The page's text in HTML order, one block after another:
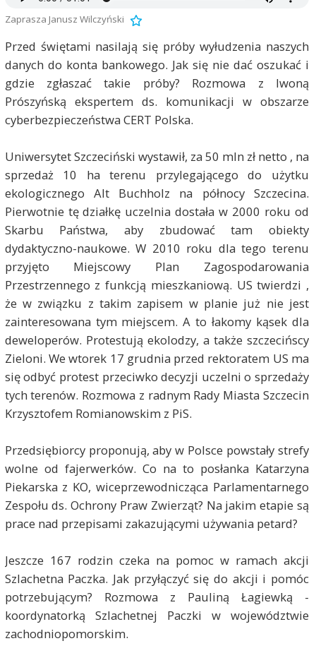
Zaprasza Janusz Wilczyński
Przed świętami nasilają się próby wyłudzenia naszych
danych do konta bankowego. Jak się nie dać oszukać i
gdzie zgłaszać takie próby? Rozmowa z Iwoną
Prószyńską ekspertem ds. komunikacji w obszarze
cyberbezpieczeństwa CERT Polska.
Uniwersytet Szczeciński wystawił, za 50 mln zł netto , na
sprzedaż 10 ha terenu przylegającego do użytku
ekologicznego Alt Buchholz na północy Szczecina.
Pierwotnie tę działkę uczelnia dostała w 2000 roku od
Skarbu Państwa, aby zbudować tam obiekty
dydaktyczno-naukowe. W 2010 roku dla tego terenu
przyjęto Miejscowy Plan Zagospodarowania
Przestrzennego z funkcją mieszkaniową. US twierdzi ,
że w związku z takim zapisem w planie już nie jest
zainteresowana tym miejscem. A to łakomy kąsek dla
deweloperów. Protestują ekolodzy, a także szczecińscy
Zieloni. We wtorek 17 grudnia przed rektoratem US ma
się odbyć protest przeciwko decyzji uczelni o sprzedaży
tych terenów. Rozmowa z radnym Rady Miasta Szczecin
Krzysztofem Romianowskim z PiS.
Przedsiębiorcy proponują, aby w Polsce powstały strefy
wolne od fajerwerków. Co na to posłanka Katarzyna
Piekarska z KO, wiceprzewodnicząca Parlamentarnego
Zespołu ds. Ochrony Praw Zwierząt? Na jakim etapie są
prace nad przepisami zakazującymi używania petard?
Jeszcze 167 rodzin czeka na pomoc w ramach akcji
Szlachetna Paczka. Jak przyłączyć się do akcji i pomóc
potrzebującym? Rozmowa z Pauliną Łagiewką -
koordynatorką Szlachetnej Paczki w województwie
zachodniopomorskim.